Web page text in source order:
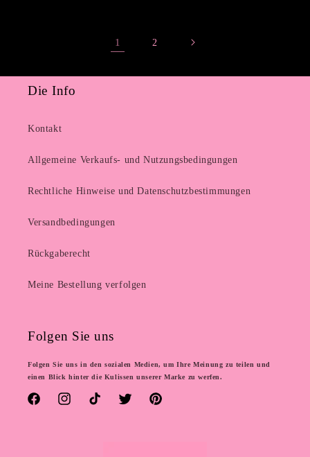
1 2
Die Info
Kontakt
Allgemeine Verkaufs- und Nutzungsbedingungen
Rechtliche Hinweise und Datenschutzbestimmungen
Versandbedingungen
Rückgaberecht
Meine Bestellung verfolgen
Folgen Sie uns
Folgen Sie uns in den sozialen Medien, um Ihre Meinung zu teilen und
einen Blick hinter die Kulissen unserer Marke zu werfen.
FacebookInstagramTikTok Twitter Pinterest